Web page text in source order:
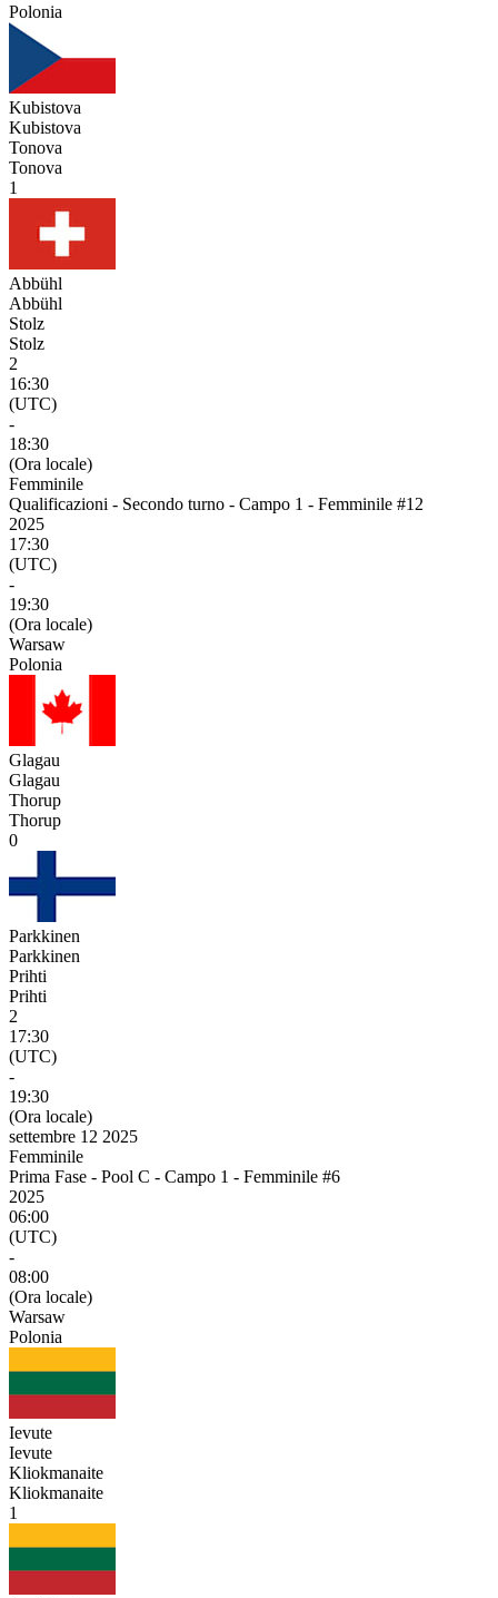
Polonia
Kubistova
Kubistova
Tonova
Tonova
1
Abbühl
Abbühl
Stolz
Stolz
2
16:30
(UTC)
-
18:30
(Ora locale)
Femminile
Qualificazioni - Secondo turno - Campo 1 - Femminile #12
2025
17:30
(UTC)
-
19:30
(Ora locale)
Warsaw
Polonia
Glagau
Glagau
Thorup
Thorup
0
Parkkinen
Parkkinen
Prihti
Prihti
2
17:30
(UTC)
-
19:30
(Ora locale)
settembre 12 2025
Femminile
Prima Fase - Pool C - Campo 1 - Femminile #6
2025
06:00
(UTC)
-
08:00
(Ora locale)
Warsaw
Polonia
Ievute
Ievute
Kliokmanaite
Kliokmanaite
1